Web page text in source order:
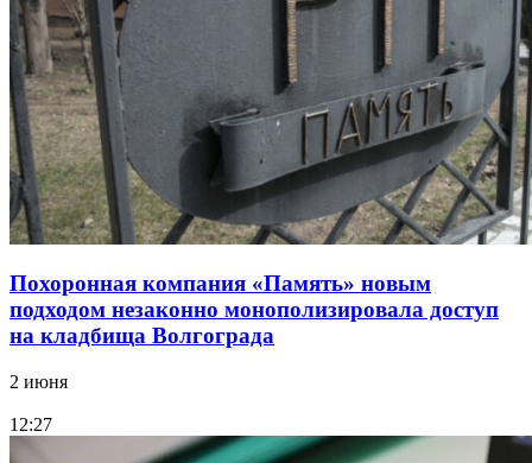
Похоронная компания «Память» новым
подходом незаконно монополизировала доступ
на кладбища Волгограда
2 июня
12:27